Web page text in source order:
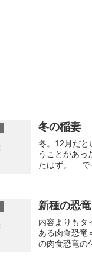
冬の稲妻
冬。12月だ
うことがあっ
たはず。 で
新種の恐
内容よりもタ
ある肉食恐竜
の肉食恐竜の